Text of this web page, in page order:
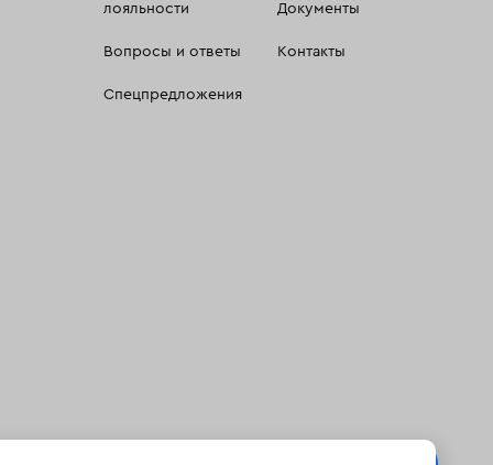
лояльности
Вопросы и ответы
Спецпредложения
Документы
Контакты